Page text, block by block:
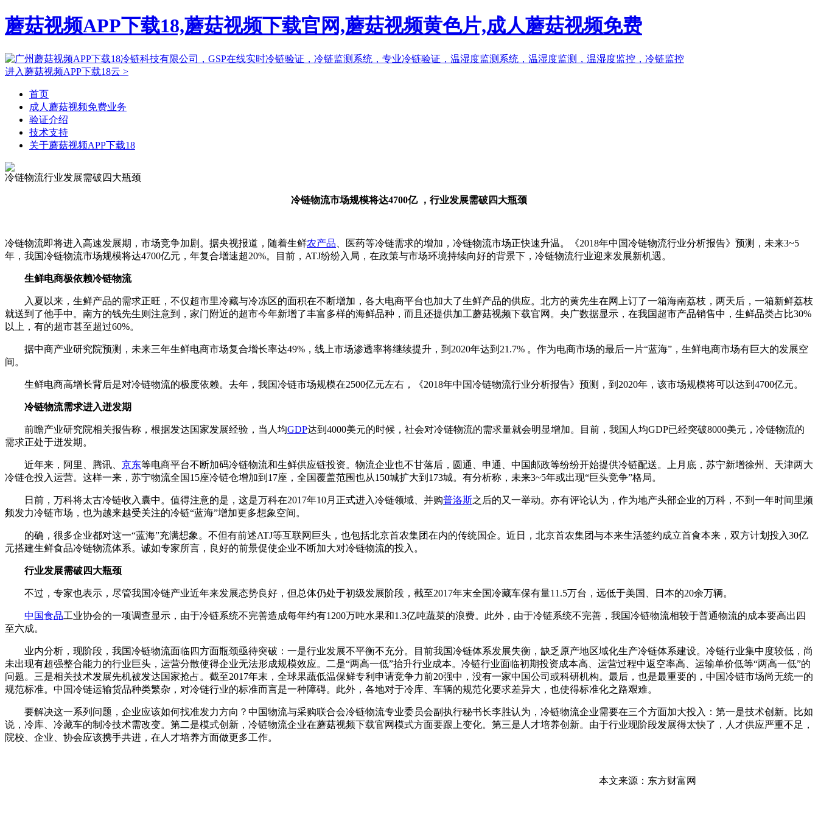
蘑菇视频APP下载18,蘑菇视频下载官网,蘑菇视频黄色片,成人蘑菇视频免费
进入蘑菇视频APP下载18云 >
首页
成人蘑菇视频免费业务
验证介绍
技术支持
关于蘑菇视频APP下载18
冷链物流行业发展需破四大瓶颈
冷链物流市场规模将达4700亿 ，行业发展需破四大瓶颈
冷链物流即将进入高速发展期，市场竞争加剧。据央视报道，随着生鲜农产品 、医药等冷链需求的增加，冷链物流市场正快速升温。《2018年中国冷链物流行业分析报告》预测，未来3~5
年，我国冷链物流市场规模将达4700亿元，年复合增速超20%。目前，ATJ纷纷入局，在政策与市场环境持续向好的背景下，冷链物流行业迎来发展新机遇。
生鲜电商极依赖冷链物流
入夏以来，生鲜产品的需求正旺，不仅超市里冷藏与冷冻区的面积在不断增加，各大电商平台也加大了生鲜产品的供应。北方的黄先生在网上订了一箱海南荔枝，两天后，一箱新鲜荔枝
就送到了他手中。南方的钱先生则注意到，家门附近的超市今年新增了丰富多样的海鲜品种，而且还提供加工蘑菇视频下载官网。央广数据显示，在我国超市产品销售中，生鲜品类占比30%
以上，有的超市甚至超过60%。
据中商产业研究院预测，未来三年生鲜电商市场复合增长率达49%，线上市场渗透率将继续提升，到2020年达到21.7% 。作为电商市场的最后一片“蓝海”，生鲜电商市场有巨大的发展空
间。
生鲜电商高增长背后是对冷链物流的极度依赖。去年，我国冷链市场规模在2500亿元左右，《2018年中国冷链物流行业分析报告》预测，到2020年，该市场规模将可以达到4700亿元。
冷链物流需求进入迸发期
前瞻产业研究院相关报告称，根据发达国家发展经验，当人均GDP达到4000美元的时候，社会对冷链物流的需求量就会明显增加。目前，我国人均GDP已经突破8000美元，冷链物流的
需求正处于迸发期。
近年来，阿里、腾讯、 京东等电商平台不断加码冷链物流和生鲜供应链投资。物流企业也不甘落后，圆通、申通、中国邮政等纷纷开始提供冷链配送。上月底，苏宁新增徐州、天津两大
冷链仓投入运营。这样一来，苏宁物流全国15座冷链仓增加到17座，全国覆盖范围也从150城扩大到173城。有分析称，未来3~5年或出现“巨头竞争”格局。
日前，万科将太古冷链收入囊中。值得注意的是，这是万科在2017年10月正式进入冷链领域、并购普洛斯之后的又一举动。亦有评论认为，作为地产头部企业的万科，不到一年时间里频
频发力冷链市场，也为越来越受关注的冷链“蓝海”增加更多想象空间。
的确，很多企业都对这一“蓝海”充满想象。不但有前述ATJ等互联网巨头，也包括北京首农集团在内的传统国企。近日，北京首农集团与本来生活签约成立首食本来，双方计划投入30亿
元搭建生鲜食品冷链物流体系。诚如专家所言，良好的前景促使企业不断加大对冷链物流的投入。
行业发展需破四大瓶颈
不过，专家也表示，尽管我国冷链产业近年来发展态势良好，但总体仍处于初级发展阶段，截至2017年末全国冷藏车保有量11.5万台，远低于美国、日本的20余万辆。
中国食品工业协会的一项调查显示，由于冷链系统不完善造成每年约有1200万吨水果和1.3亿吨蔬菜的浪费。此外，由于冷链系统不完善，我国冷链物流相较于普通物流的成本要高出四
至六成。
业内分析，现阶段，我国冷链物流面临四方面瓶颈亟待突破：一是行业发展不平衡不充分。目前我国冷链体系发展失衡，缺乏原产地区域化生产冷链体系建设。冷链行业集中度较低，尚
未出现有超强整合能力的行业巨头，运营分散使得企业无法形成规模效应。二是“两高一低”抬升行业成本。冷链行业面临初期投资成本高、运营过程中返空率高、运输单价低等“两高一低”的
问题。三是相关技术发展先机被发达国家抢占。截至2017年末，全球果蔬低温保鲜专利申请竞争力前20强中，没有一家中国公司或科研机构。最后，也是最重要的，中国冷链市场尚无统一的
规范标准。中国冷链运输货品种类繁杂，对冷链行业的标准而言是一种障碍。此外，各地对于冷库、车辆的规范化要求差异大，也使得标准化之路艰难。
要解决这一系列问题，企业应该如何找准发力方向？中国物流与采购联合会冷链物流专业委员会副执行秘书长李胜认为，冷链物流企业需要在三个方面加大投入：第一是技术创新。比如
说，冷库、冷藏车的制冷技术需改变。第二是模式创新，冷链物流企业在蘑菇视频下载官网模式方面要跟上变化。第三是人才培养创新。由于行业现阶段发展得太快了，人才供应严重不足，
院校、企业、协会应该携手共进，在人才培养方面做更多工作。
本文来源：东方财富网